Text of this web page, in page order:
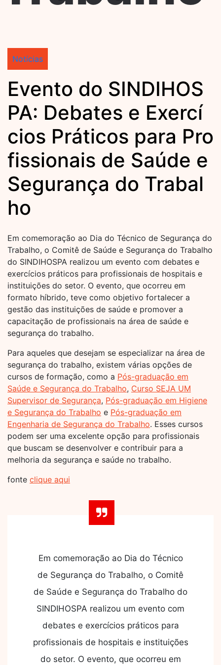
Notícias
Evento do SINDIHOS
PA: Debates e Exercí
cios Práticos para Pro
fissionais de Saúde e
Segurança do Trabal
ho
Em comemoração ao Dia do Técnico de Segurança do
Trabalho, o Comitê de Saúde e Segurança do Trabalho
do SINDIHOSPA realizou um evento com debates e
exercícios práticos para profissionais de hospitais e
instituições do setor. O evento, que ocorreu em
formato híbrido, teve como objetivo fortalecer a
gestão das instituições de saúde e promover a
capacitação de profissionais na área de saúde e
segurança do trabalho.
Para aqueles que desejam se especializar na área de
segurança do trabalho, existem várias opções de
cursos de formação, como a Pós-graduação em
Saúde e Segurança do Trabalho, Curso SEJA UM
Supervisor de Segurança, Pós-graduação em Higiene
e Segurança do Trabalho e Pós-graduação em
Engenharia de Segurança do Trabalho. Esses cursos
podem ser uma excelente opção para profissionais
que buscam se desenvolver e contribuir para a
melhoria da segurança e saúde no trabalho.
fonte clique aqui
Em comemoração ao Dia do Técnico
de Segurança do Trabalho, o Comitê
de Saúde e Segurança do Trabalho do
SINDIHOSPA realizou um evento com
debates e exercícios práticos para
profissionais de hospitais e instituições
do setor. O evento, que ocorreu em